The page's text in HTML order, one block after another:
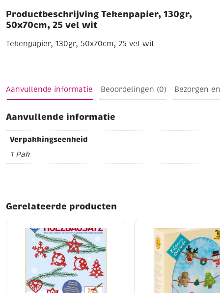
Productbeschrijving Tekenpapier, 130gr,
50x70cm, 25 vel wit
Tekenpapier, 130gr, 50x70cm, 25 vel wit
Aanvullende informatie Beoordelingen (0) Bezorgen
Aanvullende informatie
Verpakkingseenheid
1 Pak
Gerelateerde producten